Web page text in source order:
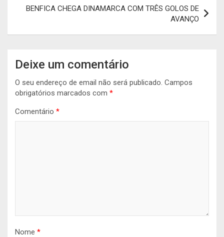
BENFICA CHEGA DINAMARCA COM TRÊS GOLOS DE
AVANÇO
Deixe um comentário
O seu endereço de email não será publicado. Campos
obrigatórios marcados com *
Comentário *
Nome *